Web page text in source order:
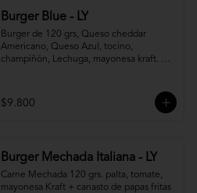
Burger Blue - LY
Burger de 120 grs, Queso cheddar
Americano, Queso Azul, tocino,
champiñón, Lechuga, mayonesa kraft. +
$9.800
Burger Mechada Italiana - LY
Carne Mechada 120 grs. palta, tomate,
mayonesa Kraft + canasto de papas fritas